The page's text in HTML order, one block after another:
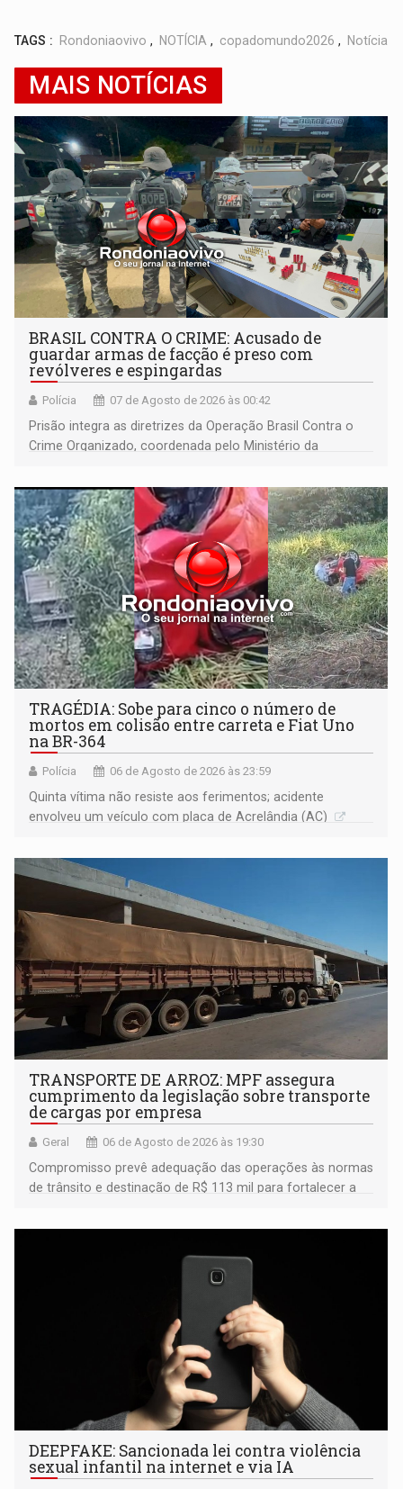
TAGS : Rondoniaovivo , NOTÍCIA , copadomundo2026 , Notícia
MAIS NOTÍCIAS
BRASIL CONTRA O CRIME: Acusado de
guardar armas de facção é preso com
revólveres e espingardas
Polícia 07 de Agosto de 2026 às 00:42
Prisão integra as diretrizes da Operação Brasil Contra o
Crime Organizado, coordenada pelo Ministério da
TRAGÉDIA: Sobe para cinco o número de
mortos em colisão entre carreta e Fiat Uno
na BR-364
Polícia 06 de Agosto de 2026 às 23:59
Quinta vítima não resiste aos ferimentos; acidente
envolveu um veículo com placa de Acrelândia (AC)
TRANSPORTE DE ARROZ: MPF assegura
cumprimento da legislação sobre transporte
de cargas por empresa
Geral 06 de Agosto de 2026 às 19:30
Compromisso prevê adequação das operações às normas
de trânsito e destinação de R$ 113 mil para fortalecer a
DEEPFAKE: Sancionada lei contra violência
sexual infantil na internet e via IA